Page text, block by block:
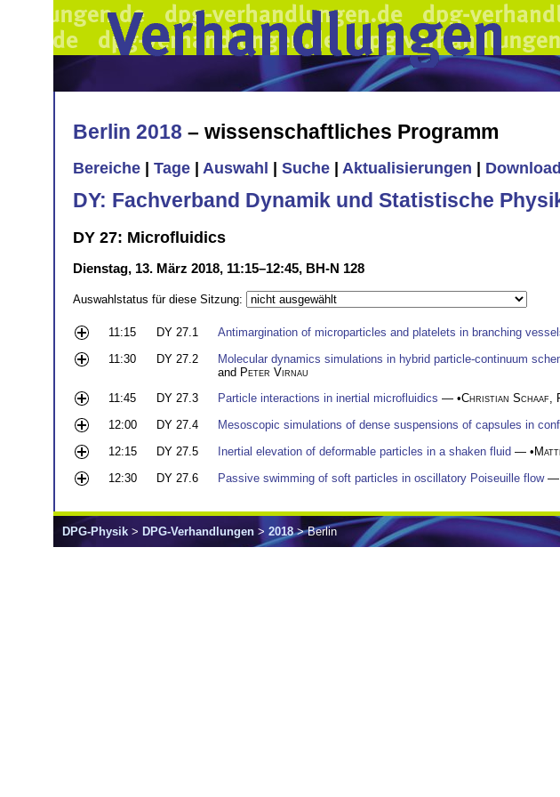
Berlin 2018 – wissenschaftliches Programm
Bereiche Tage Auswahl Suche Aktualisierungen
DY: Fachverband Dynamik und Statistische
DY 27: Microfluidics
Dienstag, 13. März 2018, 11:15–12:45, BH-N 128
Auswahlstatus für diese Sitzung:
11:15 DY 27.1 Antimargination of microparticles and platelets in branching
11:30
DY 27.2 Molecular dynamics simulations in hybrid particle-continuum
and Peter Virnau
11:45
DY 27.3 Particle interactions in inertial microfluidics — •Christian Schaaf
12:00
DY 27.4 Mesoscopic simulations of dense suspensions of capsules in
12:15
DY 27.5 Inertial elevation of deformable particles in a shaken fluid — •
12:30
DY 27.6 Passive swimming of soft particles in oscillatory Poiseuille flow—
DPG-Physik > DPG-Verhandlungen > 2018> Berlin